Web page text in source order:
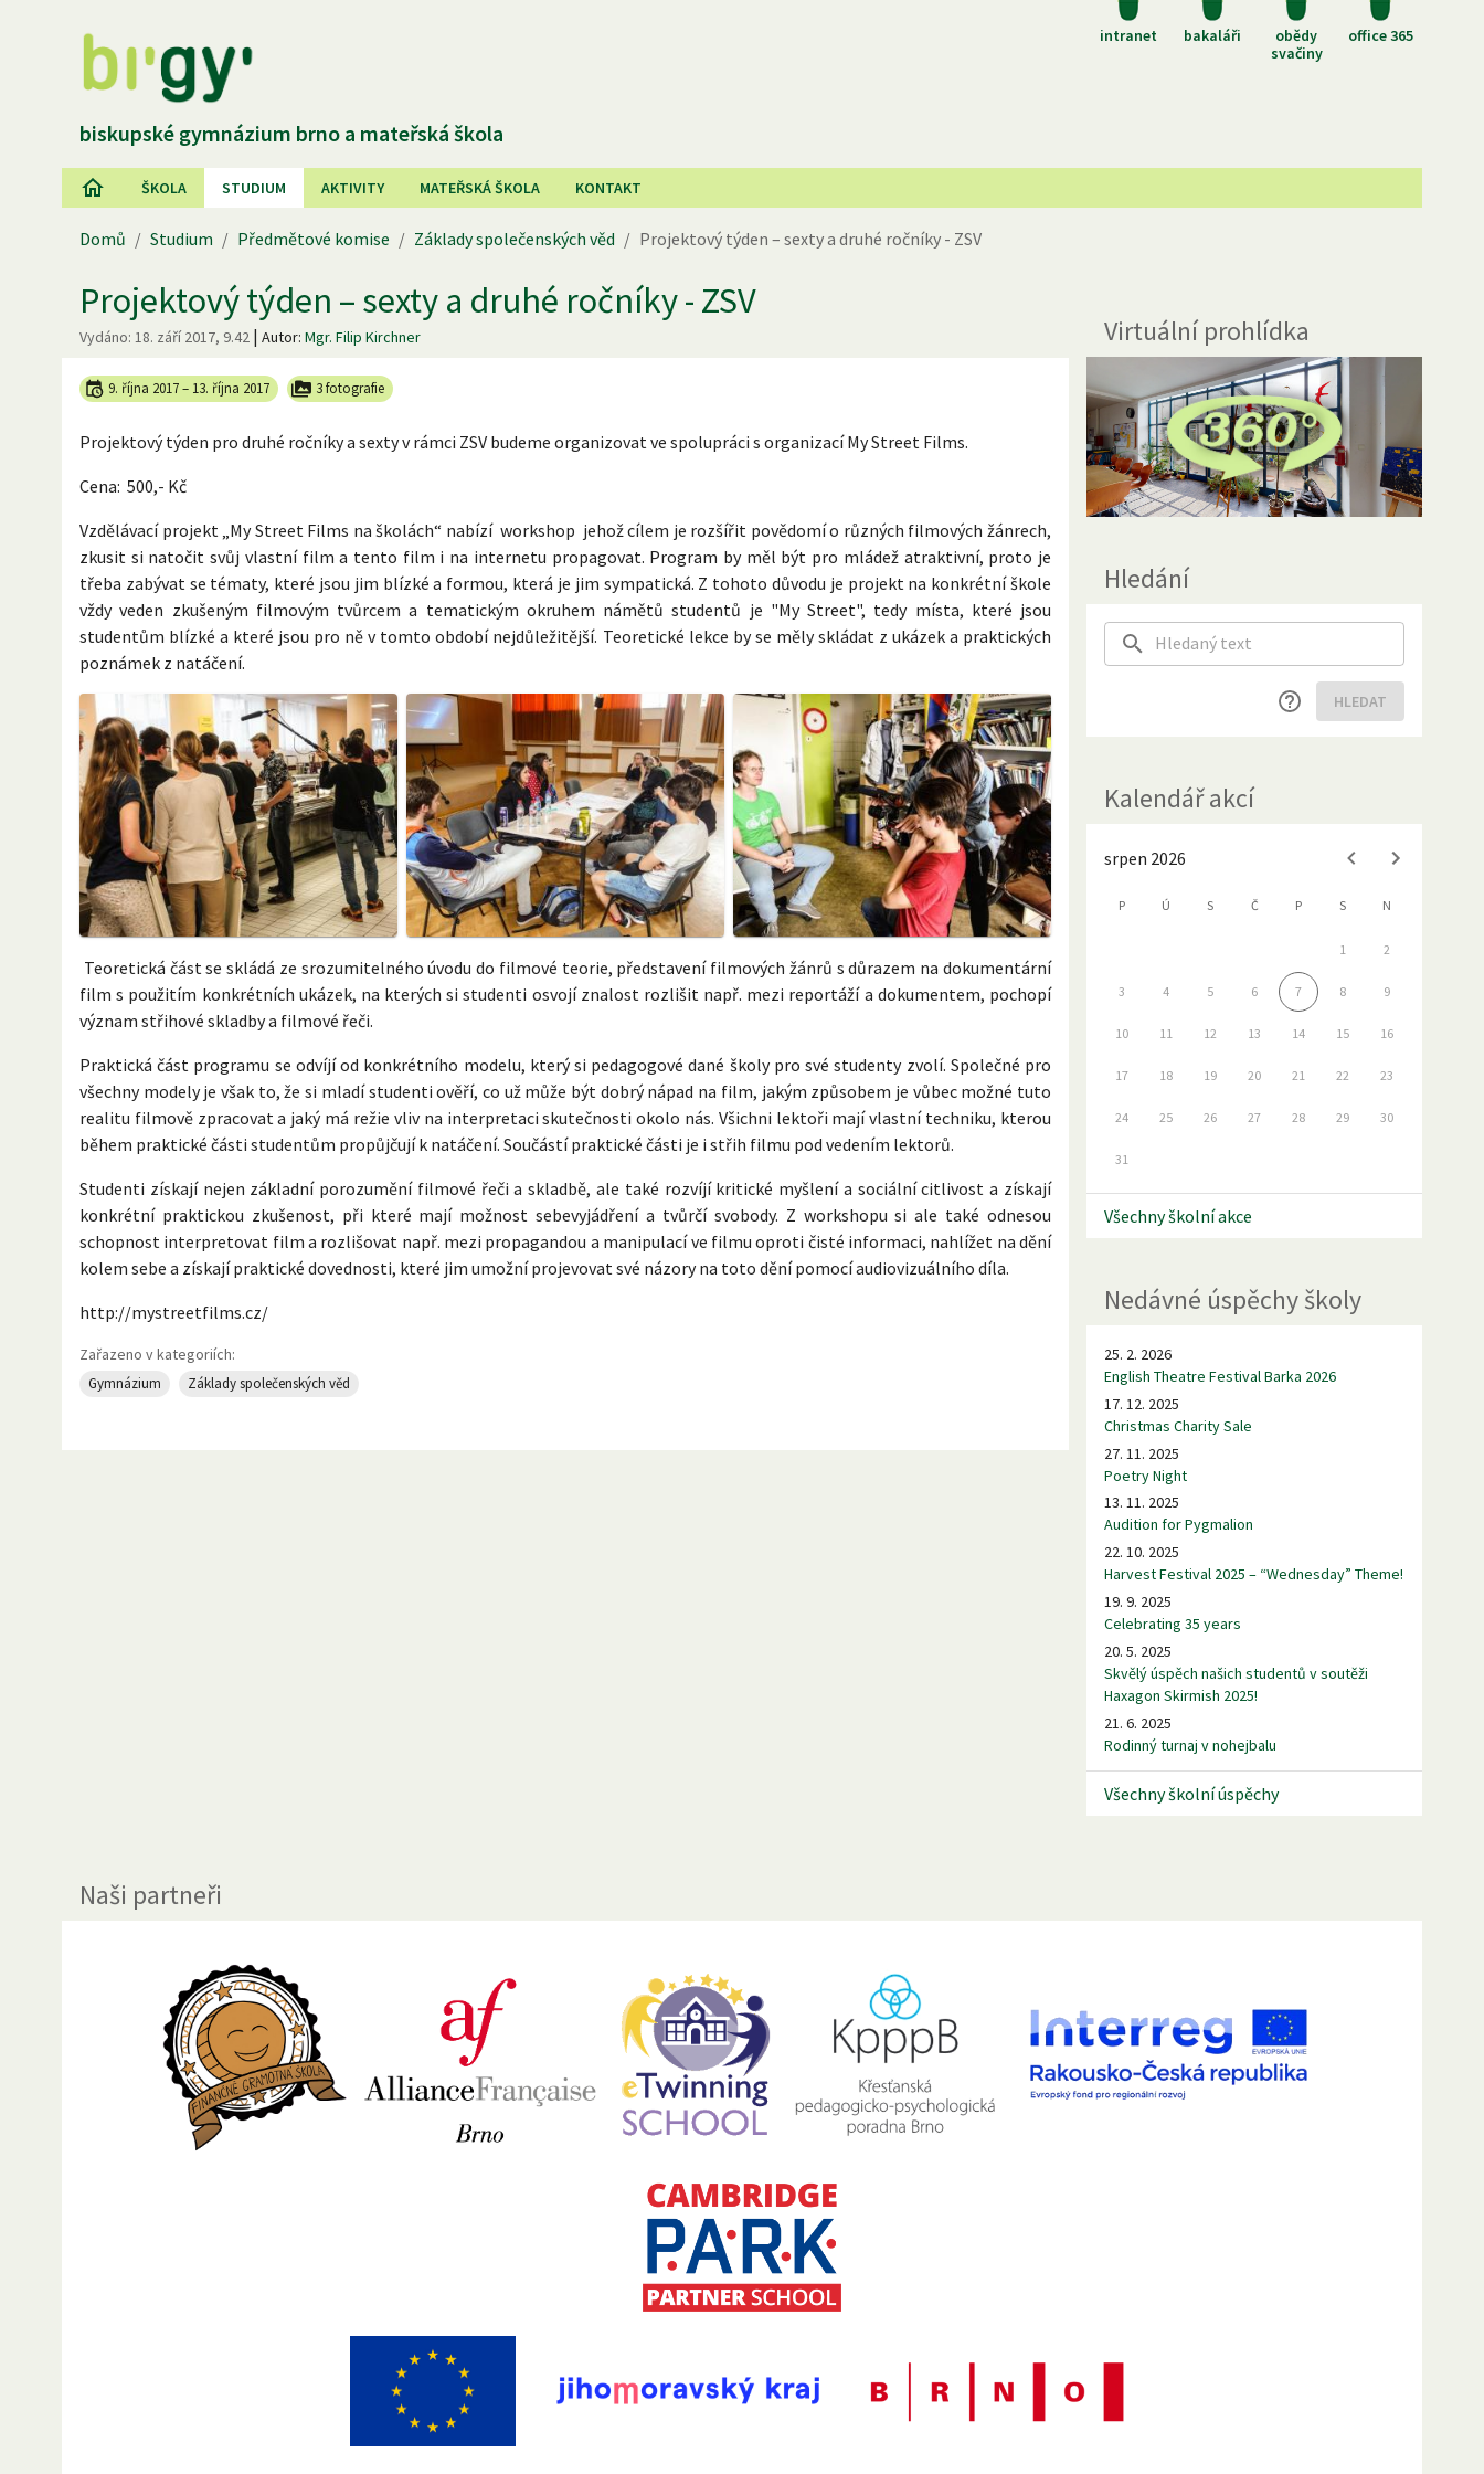
intranet bakaláři
obědy
svačiny
office 365
biskupské gymnázium brno a mateřská škola
ŠKOLA STUDIUM AKTIVITY MATEŘSKÁ ŠKOLA KONTAKT
Domů / Studium / Předmětové komise / Základy společenských věd / Projektový týden – sexty a druhé ročníky - ZSV
Projektový týden – sexty a druhé ročníky - ZSV
Vydáno: 18. září 2017, 9.42 | Autor: Mgr. Filip Kirchner
9. října 2017– 13. října 2017 3 fotografie
Projektový týden pro druhé ročníky a sexty v rámci ZSV budeme organizovat ve spolupráci s organizací My Street Films.
Cena: 500,- Kč
Vzdělávací projekt „My Street Films na školách“ nabízí workshop jehož cílem je rozšířit povědomí o různých filmových žánrech,
zkusit si natočit svůj vlastní film a tento film i na internetu propagovat. Program by měl být pro mládež atraktivní, proto je
třeba zabývat se tématy, které jsou jim blízké a formou, která je jim sympatická. Z tohoto důvodu je projekt na konkrétní škole
vždy veden zkušeným filmovým tvůrcem a tematickým okruhem námětů studentů je "My Street", tedy místa, které jsou
studentům blízké a které jsou pro ně v tomto období nejdůležitější. Teoretické lekce by se měly skládat z ukázek a praktických
poznámek z natáčení.
Teoretická část se skládá ze srozumitelného úvodu do filmové teorie, představení filmových žánrů s důrazem na dokumentární
film s použitím konkrétních ukázek, na kterých si studenti osvojí znalost rozlišit např. mezi reportáží a dokumentem, pochopí
význam střihové skladby a filmové řeči.
Praktická část programu se odvíjí od konkrétního modelu, který si pedagogové dané školy pro své studenty zvolí. Společné pro
všechny modely je však to, že si mladí studenti ověří, co už může být dobrý nápad na film, jakým způsobem je vůbec možné tuto
realitu filmově zpracovat a jaký má režie vliv na interpretaci skutečnosti okolo nás. Všichni lektoři mají vlastní techniku, kterou
během praktické části studentům propůjčují k natáčení. Součástí praktické části je i střih filmu pod vedením lektorů.
Studenti získají nejen základní porozumění filmové řeči a skladbě, ale také rozvíjí kritické myšlení a sociální citlivost a získají
konkrétní praktickou zkušenost, při které mají možnost sebevyjádření a tvůrčí svobody. Z workshopu si ale také odnesou
schopnost interpretovat film a rozlišovat např. mezi propagandou a manipulací ve filmu oproti čisté informaci, nahlížet na dění
kolem sebe a získají praktické dovednosti, které jim umožní projevovat své názory na toto dění pomocí audiovizuálního díla.
http://mystreetfilms.cz/
Zařazeno v kategoriích:
Gymnázium Základy společenských věd
Virtuální prohlídka
Hledání
HLEDAT
Kalendář akcí
srpen 2026
P Ú S Č P S N
1 2
3 4 5 6 7 8 9
10 11 12 13 14 15 16
17 18 19 20 21 22 23
24 25 26 27 28 29 30
31
Všechny školní akce
Nedávné úspěchy školy
25. 2. 2026
English Theatre Festival Barka 2026
17. 12. 2025
Christmas Charity Sale
27. 11. 2025
Poetry Night
13. 11. 2025
Audition for Pygmalion
22. 10. 2025
Harvest Festival 2025 – “Wednesday” Theme!
19. 9. 2025
Celebrating 35 years
20. 5. 2025
Skvělý úspěch našich studentů v soutěži
Haxagon Skirmish 2025!
21. 6. 2025
Rodinný turnaj v nohejbalu
Všechny školní úspěchy
Naši partneři